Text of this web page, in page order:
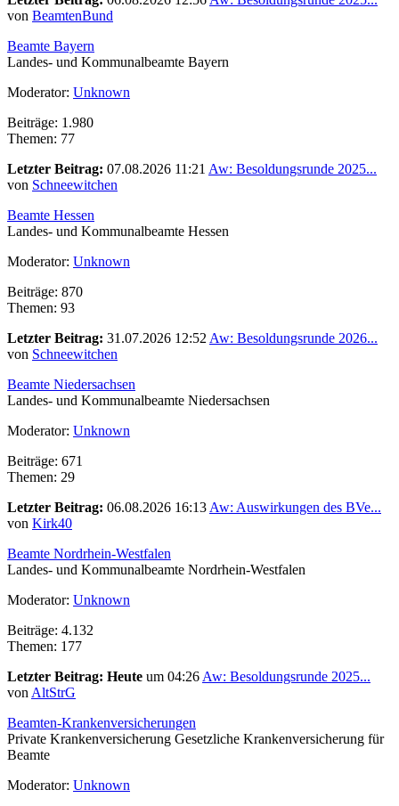
von BeamtenBund
Beamte Bayern
Landes- und Kommunalbeamte Bayern
Moderator: Unknown
Beiträge: 1.980
Themen: 77
Letzter Beitrag: 07.08.2026 11:21 Aw: Besoldungsrunde 2025...
von Schneewitchen
Beamte Hessen
Landes- und Kommunalbeamte Hessen
Moderator: Unknown
Beiträge: 870
Themen: 93
Letzter Beitrag: 31.07.2026 12:52 Aw: Besoldungsrunde 2026...
von Schneewitchen
Beamte Niedersachsen
Landes- und Kommunalbeamte Niedersachsen
Moderator: Unknown
Beiträge: 671
Themen: 29
Letzter Beitrag: 06.08.2026 16:13 Aw: Auswirkungen des BVe...
von Kirk40
Beamte Nordrhein-Westfalen
Landes- und Kommunalbeamte Nordrhein-Westfalen
Moderator: Unknown
Beiträge: 4.132
Themen: 177
Letzter Beitrag: Heute um 04:26 Aw: Besoldungsrunde 2025...
von AltStrG
Beamten-Krankenversicherungen
Private Krankenversicherung Gesetzliche Krankenversicherung für
Beamte
Moderator: Unknown